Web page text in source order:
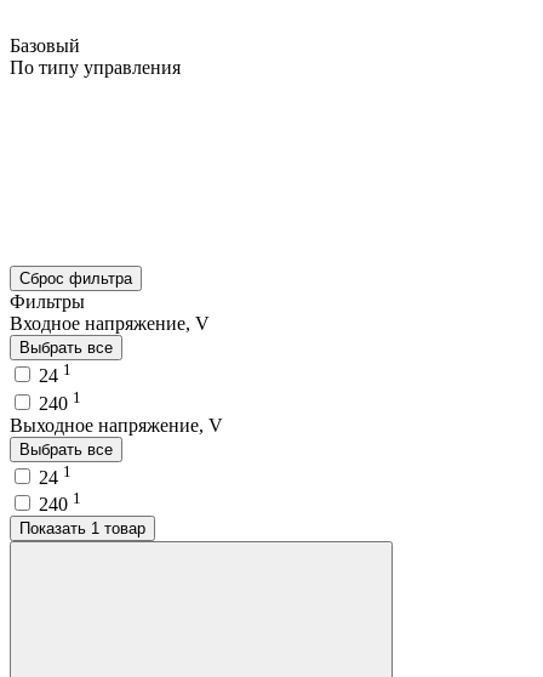
Базовый
По типу управления
Сброс фильтра
Фильтры
Входное напряжение, V
Выбрать все
24 1
240 1
Выходное напряжение, V
Выбрать все
24 1
240 1
Показать 1 товар